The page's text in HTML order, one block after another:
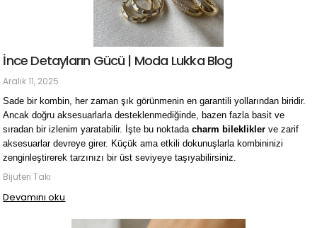
İnce Detayların Gücü | Moda Lukka Blog
Aralık 11, 2025
Sade bir kombin, her zaman şık görünmenin en garantili yollarından biridir.
Ancak doğru aksesuarlarla desteklenmediğinde, bazen fazla basit ve
sıradan bir izlenim yaratabilir. İşte bu noktada charm bileklikler ve zarif
aksesuarlar devreye girer. Küçük ama etkili dokunuşlarla kombininizi
zenginleştirerek tarzınızı bir üst seviyeye taşıyabilirsiniz.
Bijuteri Takı
Devamını oku